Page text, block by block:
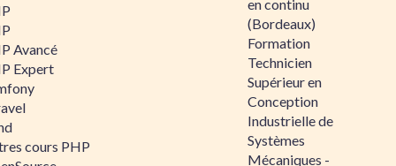
Avancé
Expert
cours PHP
en continu
(Bordeaux)
Formation
Technicien
Supérieur en
Conception
Industrielle de
Systèmes
Mécaniques -